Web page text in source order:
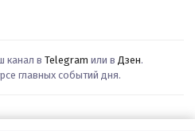
канал в Telegram или в Дзен.
главных событий дня.